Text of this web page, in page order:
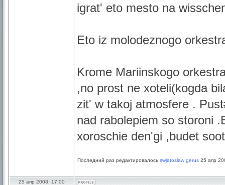
igrat' eto mesto na
Eto iz molodeznogo
Krome Mariinskogo
,no prost ne xoteli(kogda
zit' w takoj atmosfere .
nad rabolepiem so storoni
xoroschie den'gi ,budet
Последний раз редактировалось swjatoslaw gerus 25 апр
25 апр 2008, 17:00